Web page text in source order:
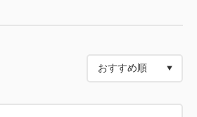
はお休み 火・水曜日のご提供と